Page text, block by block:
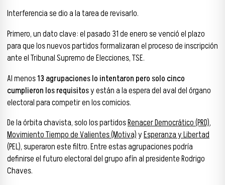
Interferencia se dio a la tarea de revisarlo.
Primero, un dato clave: el pasado 31 de enero se venció el plazo
para que los nuevos partidos formalizaran el proceso de inscripción
ante el Tribunal Supremo de Elecciones, TSE.
Al menos13 agrupaciones lo intentaron pero solo cinco
cumplieron los requisitosy están a la espera del aval del órgano
electoral para competir en los comicios.
De la órbita chavista, solo los partidosRenacer Democrático (PRD),
Movimiento Tiempo de Valientes (Motiva)yEsperanza y Libertad
(PEL), superaron este filtro. Entre estas agrupaciones podría
definirse el futuro electoral del grupo afín al presidente Rodrigo
Chaves.